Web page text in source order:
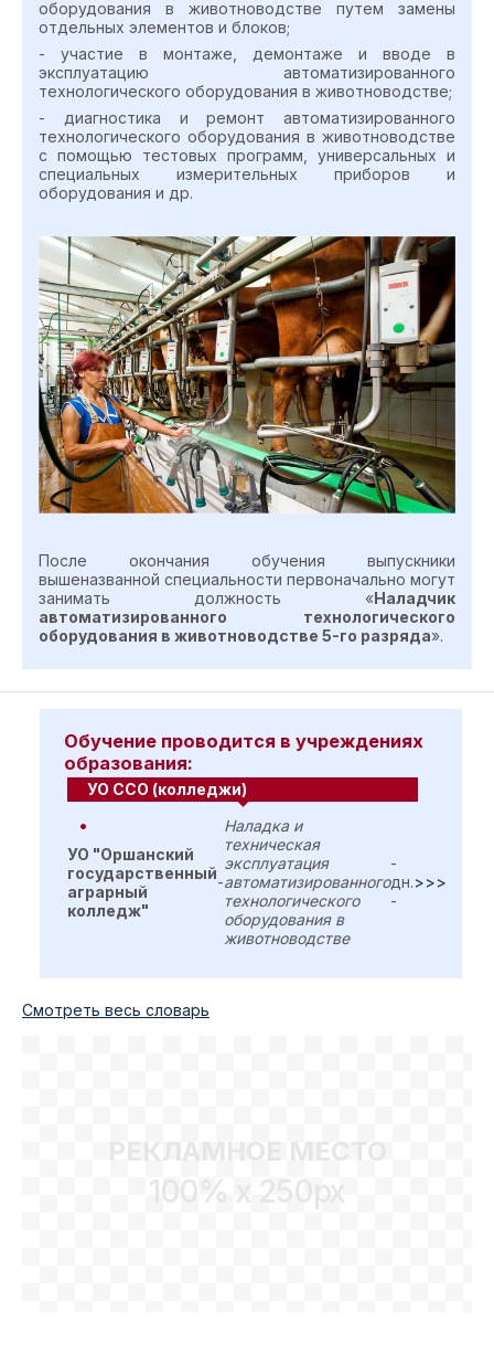
оборудования в животноводстве путем замены
отдельных элементов и блоков;
- участие в монтаже, демонтаже и вводе в
эксплуатацию автоматизированного
технологического оборудования в животноводстве;
- диагностика и ремонт автоматизированного
технологического оборудования в животноводстве
с помощью тестовых программ, универсальных и
специальных измерительных приборов и
оборудования и др.
После окончания обучения выпускники
вышеназванной специальности первоначально могут
занимать должность «Наладчик
автоматизированного технологического
оборудования в животноводстве 5-го разряда».
Обучение проводится в учреждениях
образования:
УО ССО (колледжи)
УО "Оршанский
государственный
аграрный
колледж"
-
Наладка и
техническая
эксплуатация
автоматизированного
технологического
оборудования в
животноводстве
-
дн.
-
>>>
Cмотреть весь словарь
РЕКЛАМНОЕ МЕСТО
100% x 250px